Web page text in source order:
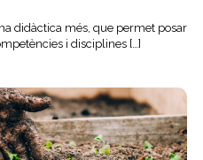
didàctica més, que permet posar
i disciplines […]